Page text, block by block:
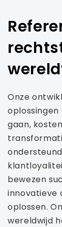
Onze
gaan,
bewezen
innovatieve
oplossen.
wereldwijd